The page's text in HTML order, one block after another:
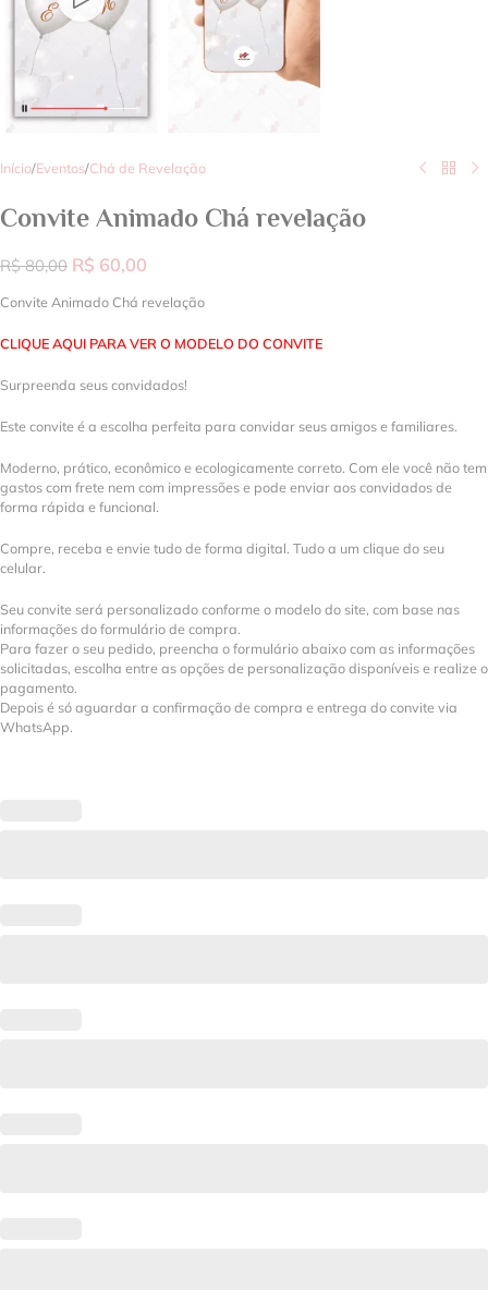
Início/Eventos/Chá de Revelação
Convite Animado Chá revelação
R$80,00 R$ 60,00
Convite Animado Chá revelação
CLIQUE AQUI PARA VER O MODELO DO CONVITE
Surpreenda seus convidados!
Este convite é a escolha perfeita para convidar seus amigos e familiares.
Moderno, prático, econômico e ecologicamente correto. Com ele você não tem
gastos com frete nem com impressões e pode enviar aos convidados de
forma rápida e funcional.
Compre, receba e envie tudo de forma digital. Tudo a um clique do seu
celular.
Seu convite será personalizado conforme o modelo do site, com base nas
informações do formulário de compra.
Para fazer o seu pedido, preencha o formulário abaixo com as informações
solicitadas, escolha entre as opções de personalização disponíveis e realize o
pagamento.
Depois é só aguardar a confirmação de compra e entrega do convite via
WhatsApp.